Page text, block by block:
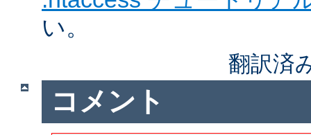
い。
翻訳済
コメント